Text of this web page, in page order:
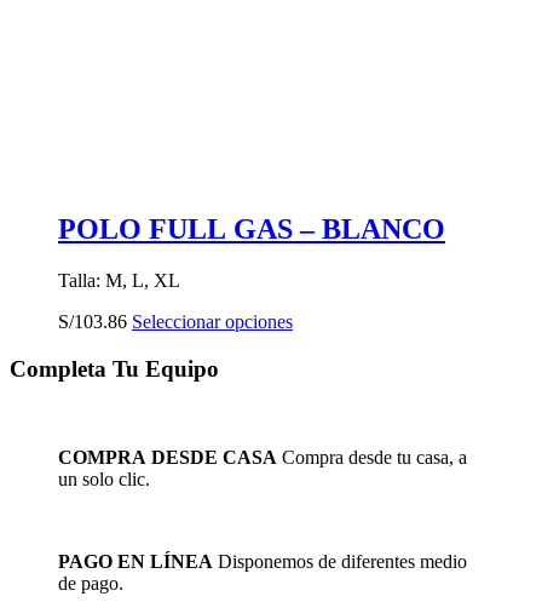
POLO FULL GAS – BLANCO
Talla: M, L, XL
S/103.86 Seleccionar opcionesEste
opciones
la
Completa Tu Equipo
COMPRA DESDE CASA Compra desde tu casa, a
un solo clic.
PAGO EN LÍNEA Disponemos de diferentes medio
de pago.